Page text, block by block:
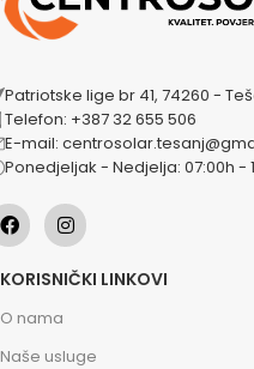
Patriotske lige br 41, 74260 -
Telefon: +387 32 655 506
E-mail:
Ponedjeljak - Nedjelja: 07:00h -
KORISNIČKI LINKOVI
O nama
Naše usluge